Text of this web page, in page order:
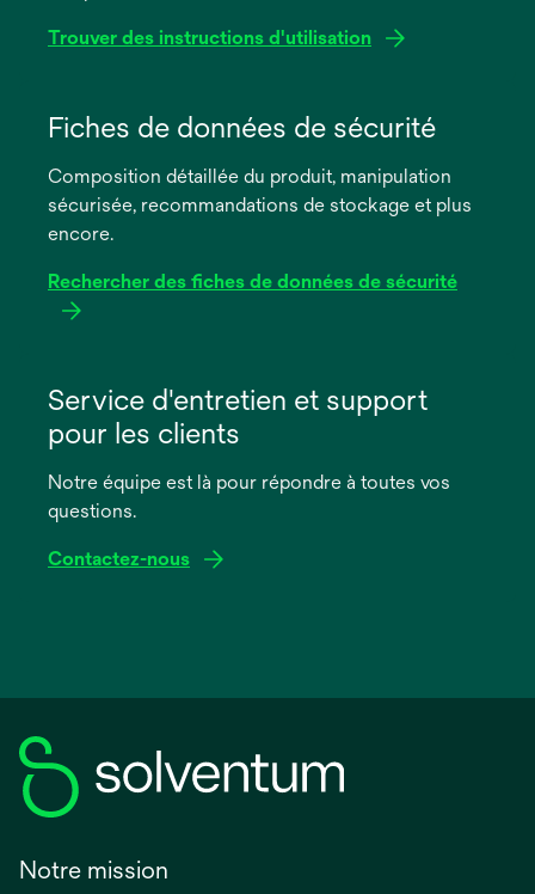
Trouver des instructions d'utilisation
dans
nouvel
onglet
Fiches de données de sécurité
Composition détaillée du produit, manipulation
sécurisée, recommandations de stockage et plus
encore.
Rechercher des fiches de données de sécurité
dans
nouvel
onglet
Service d'entretien et support
pour les clients
Notre équipe est là pour répondre à toutes vos
questions.
Contactez-nous
Notre mission